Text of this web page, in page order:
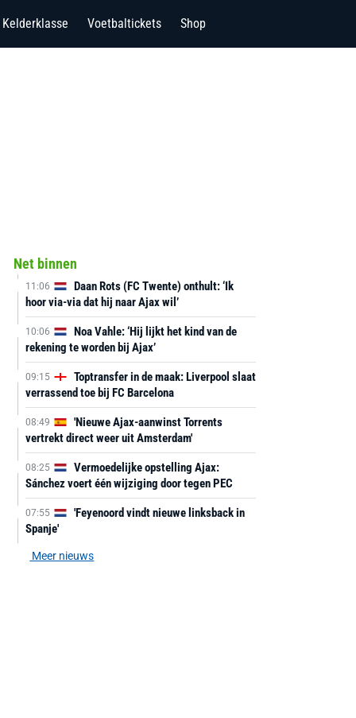
Kelderklasse Voetbaltickets Shop
Net binnen
11:06
Daan Rots (FC Twente) onthult: ‘Ik
hoor via-via dat hij naar Ajax wil’
10:06
Noa Vahle: ‘Hij lijkt het kind van de
rekening te worden bij Ajax’
09:15
Toptransfer in de maak: Liverpool slaat
verrassend toe bij FC Barcelona
08:49
'Nieuwe Ajax-aanwinst Torrents
vertrekt direct weer uit Amsterdam'
08:25
Vermoedelijke opstelling Ajax:
Sánchez voert één wijziging door tegen PEC
07:55
'Feyenoord vindt nieuwe linksback in
Spanje'
Meer nieuws